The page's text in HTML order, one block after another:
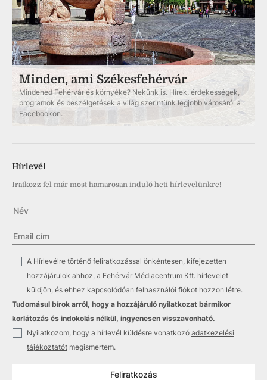
Minden, ami Székesfehérvár
Mindened Fehérvár és környéke? Nekünk is. Hírek, érdekességek,
programok és beszélgetések a világ szerintünk legjobb városáról a
Facebookon.
Hírlevél
Iratkozz fel már most hamarosan induló heti hírlevelünkre!
A Hírlevélre történő feliratkozással önkéntesen, kifejezetten
hozzájárulok ahhoz, a Fehérvár Médiacentrum Kft. hírlevelet
küldjön, és ehhez kapcsolódóan felhasználói fiókot hozzon létre.
Tudomásul bírok arról, hogy a hozzájáruló nyilatkozat bármikor
korlátozás és indokolás nélkül, ingyenesen visszavonható.
Nyilatkozom, hogy a hírlevél küldésre vonatkozó adatkezelési
tájékoztatót megismertem.
Feliratkozás